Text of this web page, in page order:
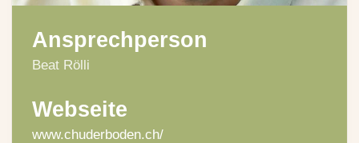
Ansprechperson
Beat Rölli
Webseite
www.chuderboden.ch/